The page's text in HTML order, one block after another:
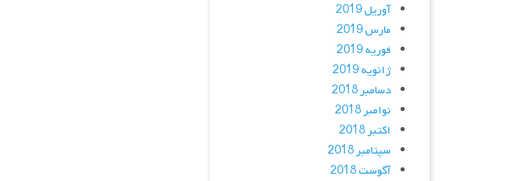
آوریل 2019
مارس 2019
فوریه 2019
ژانویه 2019
دسامبر 2018
نوامبر 2018
اکتبر 2018
سپتامبر 2018
آگوست 2018